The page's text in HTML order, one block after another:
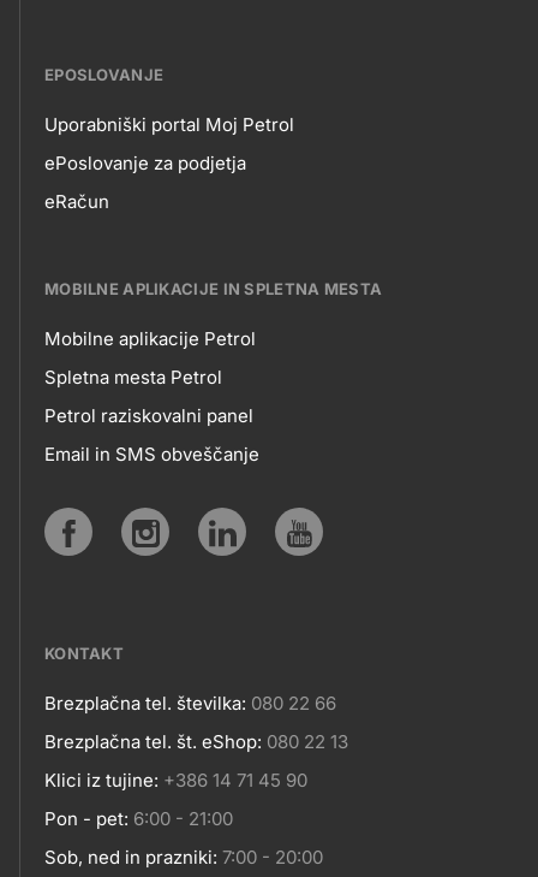
EPOSLOVANJE
EPOSLOVANJE
Uporabniški portal Moj Petrol
ePoslovanje za podjetja
eRačun
MOBILNE APLIKACIJE IN SPLETNA MESTA
MOBILNE
APLIKACIJE
SPLETNA
Mobilne aplikacije Petrol
Spletna mesta Petrol
Petrol raziskovalni panel
Email in SMS obveščanje
KONTAKT
Kontakt
Brezplačna tel. številka: 080 22 66
Brezplačna tel. št. eShop: 080 22 13
Klici iz tujine: +386 14 71 45 90
Pon - pet: 6:00 - 21:00
Sob, ned in prazniki: 7:00 - 20:00